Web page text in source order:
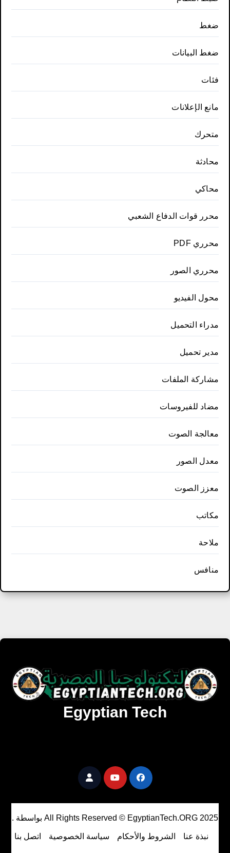
ضغط
ضغط البيانات
فئات
مانع الإعلانات
متحرك
محادثة
محاكي
محرر قوات الدفاع الشعبي
محرري PDF
محرري الصور
محول الفيديو
مدراء التحميل
مدير تحميل
مشاركة الملفات
مضاد للفيروسات
معالجة الصوت
معدل الصور
معزز الصوت
مكاتب
ملاحة
منافس
Egyptian Tech
All Rights Reserved © EgyptianTech.ORG 2025 بواسطة .
نبذة عنا الشروط والأحكام سياسة الخصوصية اتصل بنا